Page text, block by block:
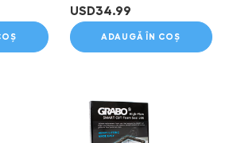
USD34.99
ADAUGĂ ÎN COȘ